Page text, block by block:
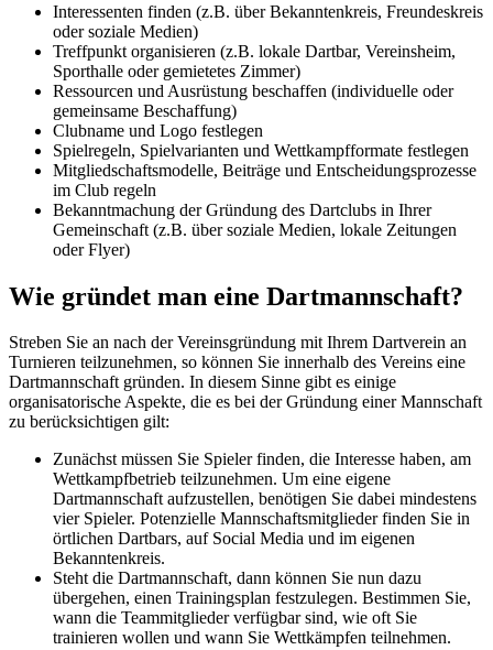
Interessenten finden (z.B. über Bekanntenkreis, Freundeskreis
oder soziale Medien)
Treffpunkt organisieren (z.B. lokale Dartbar, Vereinsheim,
Sporthalle oder gemietetes Zimmer)
Ressourcen und Ausrüstung beschaffen (individuelle oder
gemeinsame Beschaffung)
Clubname und Logo festlegen
Spielregeln, Spielvarianten und Wettkampfformate festlegen
Mitgliedschaftsmodelle, Beiträge und Entscheidungsprozesse
im Club regeln
Bekanntmachung der Gründung des Dartclubs in Ihrer
Gemeinschaft (z.B. über soziale Medien, lokale Zeitungen
oder Flyer)
Wie gründet man eine Dartmannschaft?
Streben Sie an nach der Vereinsgründung mit Ihrem Dartverein an
Turnieren teilzunehmen, so können Sie innerhalb des Vereins eine
Dartmannschaft gründen. In diesem Sinne gibt es einige
organisatorische Aspekte, die es bei der Gründung einer Mannschaft
zu berücksichtigen gilt:
Zunächst müssen Sie Spieler finden, die Interesse haben, am
Wettkampfbetrieb teilzunehmen. Um eine eigene
Dartmannschaft aufzustellen, benötigen Sie dabei mindestens
vier Spieler. Potenzielle Mannschaftsmitglieder finden Sie in
örtlichen Dartbars, auf Social Media und im eigenen
Bekanntenkreis.
Steht die Dartmannschaft, dann können Sie nun dazu
übergehen, einen Trainingsplan festzulegen. Bestimmen Sie,
wann die Teammitglieder verfügbar sind, wie oft Sie
trainieren wollen und wann Sie Wettkämpfen teilnehmen.